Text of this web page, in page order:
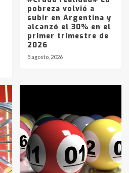
pobreza volvió a
subir en Argentina y
alcanzó el 30% en el
primer trimestre de
2026
5 agosto, 2026